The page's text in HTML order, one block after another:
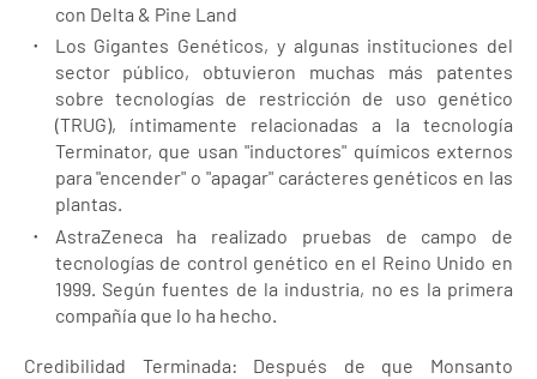
con Delta & Pine Land
Los Gigantes Genéticos, y algunas instituciones del
sector público, obtuvieron muchas más patentes
sobre tecnologías de restricción de uso genético
(TRUG), íntimamente relacionadas a la tecnología
Terminator, que usan "inductores" químicos externos
para "encender" o "apagar" carácteres genéticos en las
plantas.
AstraZeneca ha realizado pruebas de campo de
tecnologías de control genético en el Reino Unido en
1999. Según fuentes de la industria, no es la primera
compañía que lo ha hecho.
Credibilidad Terminada: Después de que Monsanto